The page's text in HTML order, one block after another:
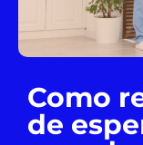
Como
de